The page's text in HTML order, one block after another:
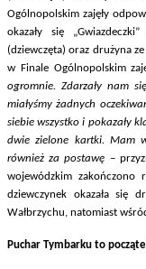
Ogólnopolskim zajęły
okazały się
(dziewczęta) oraz drużyna ze
w Finale Ogólnopolskim
ogromnie. Zdarzały nam
miałyśmy żadnych
siebie wszystko i pokazały
dwie zielone kartki. Mam
również za postawę –
wojewódzkim zakończono
dziewczynek okazała się
Wałbrzychu, natomiast
Puchar Tymbarku to